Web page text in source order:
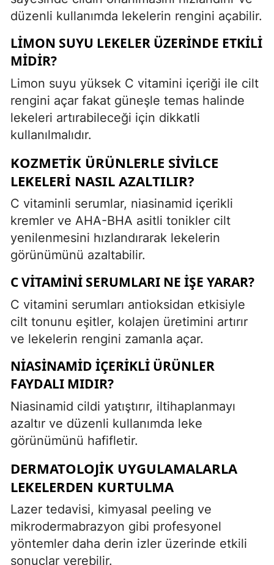
düzenli kullanımda lekelerin rengini açabilir.
LIMON SUYU LEKELER ÜZERINDE ETKILI
MIDIR?
Limon suyu yüksek C vitamini içeriği ile cilt
rengini açar fakat güneşle temas halinde
lekeleri artırabileceği için dikkatli
kullanılmalıdır.
KOZMETIK ÜRÜNLERLE SIVILCE
LEKELERI NASIL AZALTILIR?
C vitaminli serumlar, niasinamid içerikli
kremler ve AHA-BHA asitli tonikler cilt
yenilenmesini hızlandırarak lekelerin
görünümünü azaltabilir.
C VITAMINI SERUMLARI NE İŞE YARAR?
C vitamini serumları antioksidan etkisiyle
cilt tonunu eşitler, kolajen üretimini artırır
ve lekelerin rengini zamanla açar.
NIASINAMID İÇERIKLI ÜRÜNLER
FAYDALI MIDIR?
Niasinamid cildi yatıştırır, iltihaplanmayı
azaltır ve düzenli kullanımda leke
görünümünü hafifletir.
DERMATOLOJIK UYGULAMALARLA
LEKELERDEN KURTULMA
Lazer tedavisi, kimyasal peeling ve
mikrodermabrazyon gibi profesyonel
yöntemler daha derin izler üzerinde etkili
sonuçlar verebilir.